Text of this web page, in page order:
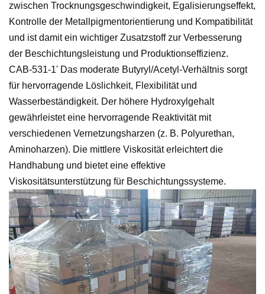
zwischen Trocknungsgeschwindigkeit, Egalisierungseffekt,
Kontrolle der Metallpigmentorientierung und Kompatibilität
und ist damit ein wichtiger Zusatzstoff zur Verbesserung
der Beschichtungsleistung und Produktionseffizienz.
CAB-531-1' Das moderate Butyryl/Acetyl-Verhältnis sorgt
für hervorragende Löslichkeit, Flexibilität und
Wasserbeständigkeit. Der höhere Hydroxylgehalt
gewährleistet eine hervorragende Reaktivität mit
verschiedenen Vernetzungsharzen (z. B. Polyurethan,
Aminoharzen). Die mittlere Viskosität erleichtert die
Handhabung und bietet eine effektive
Viskositätsunterstützung für Beschichtungssysteme.